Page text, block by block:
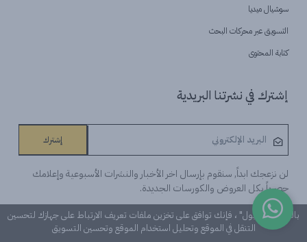
سوشيال ميديا
التسويق عبر محركات البحث
كتابة المحتوى
إشترك في نشرتنا البريدية
إشترك
لن نزعجك ابداً, سنقوم بإرسال اخر الأخبار والنشرات الأسبوعية وإعلامك
حصرياً بكل العروض والكورسات الجديدة.
بالنقر على "قبول" ، فإنك توافق على تخزين ملفات تعريف الارتباط على جهازك لتحسين
التنقل في الموقع وتحليل استخدام الموقع وتحسين التسويق